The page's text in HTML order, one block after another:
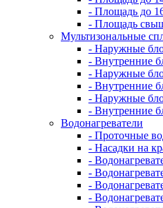
- Площадь до
- Площадь
Мультизональные
- Наружные
- Внутренние
- Hаружные
- Внутренние
- Наружные
- Внутренние
Водонагреватели
- Проточные
- Наcадки на
-
-
-
-